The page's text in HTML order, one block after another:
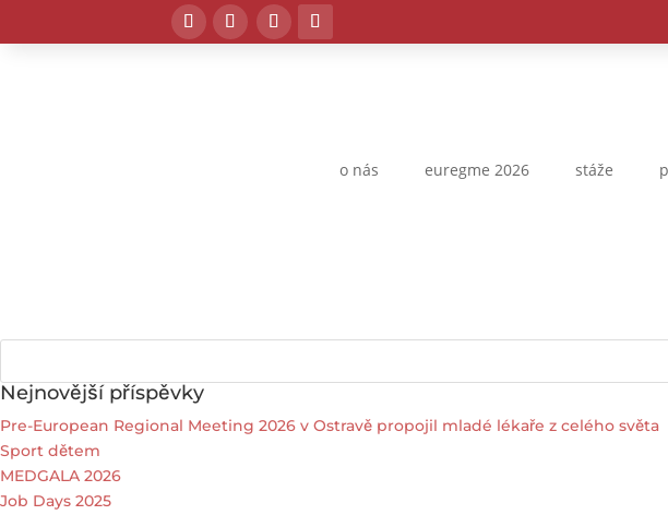
o nás euregme 2026 stáže
Nejnovější příspěvky
Pre-European Regional Meeting 2026 v Ostravě propojil mladé lékaře z celého světa
Sport dětem
MEDGALA 2026
Job Days 2025